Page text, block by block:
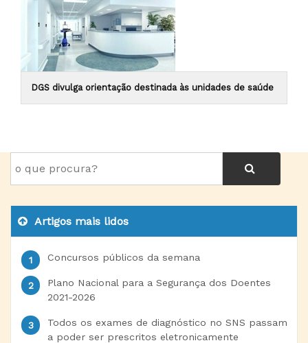
DGS divulga orientação destinada às unidades de saúde
Artigos mais lidos
Concursos públicos da semana
Plano Nacional para a Segurança dos Doentes
2021-2026
Todos os exames de diagnóstico no SNS passam
a poder ser prescritos eletronicamente